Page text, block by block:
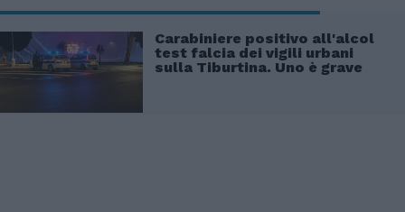
Carabiniere positivo all'alcol
test falcia dei vigili urbani
sulla Tiburtina. Uno è grave